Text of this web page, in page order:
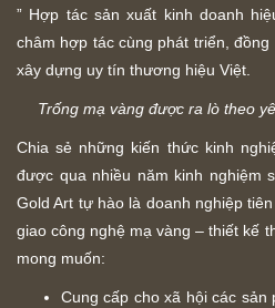
” Hợp tác sản xuất kinh doanh
châm hợp tác cùng phát triển,
xây dựng uy tín thương hiệu Việt.
Trống mạ vàng được ra lò theo
Chia sẻ những kiến thức kinh
được qua nhiều năm kinh nghiệm
Gold Art tự hào là doanh nghiệp
giao công nghệ mạ vàng – thiết kế
mong muốn:
Cung cấp cho xã hội các